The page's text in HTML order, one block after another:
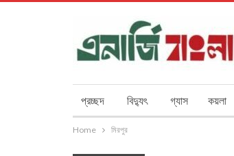
প্রচ্ছদ বিদ্যুৎ গ্যাস কয়লা
Home মিরপুর